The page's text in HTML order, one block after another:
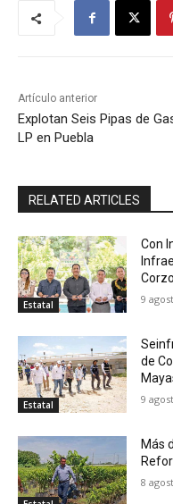
Artículo anterior
Explotan Seis Pipas de
LP en Puebla
RELATED ARTICLES
Estatal
Con
Corzo
9
Estatal
de
9
Más
8